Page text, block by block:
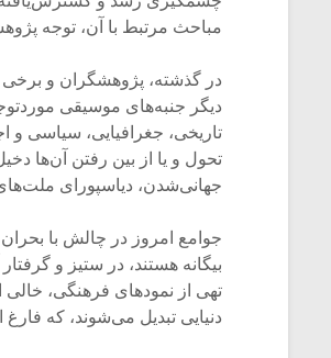
مباحث مرتبط با آن، توجه
در گذشته، پژوهشگران و برخی
دیگر جنبه‌های موسیقی
تاریخی، جغرافیایی، سیاسی و
تحول و یا از بین رفتن آن‌ها
جهانی‌شدن، دیاسپورای
جوامع امروز در چالش با
بیگانه هستند، در ستیز و
تهی از نمودهای فرهنگی،
دنیایی تبدیل می‌شوند، که